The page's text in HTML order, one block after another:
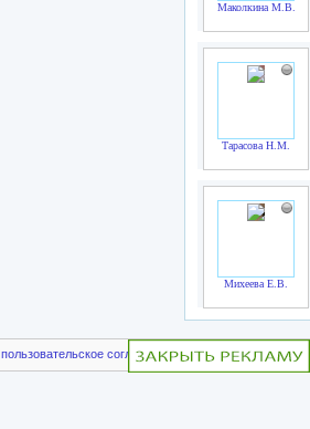
Маколкина М.В.
Тарасова Н.М.
Михеева Е.В.
пользовательское соглашение чаво пригласить